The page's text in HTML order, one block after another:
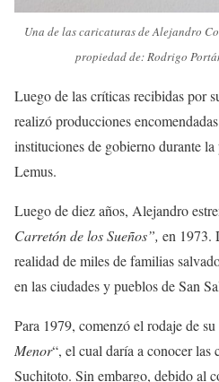
Una de las caricaturas de Alejandro
propiedad de: Rodrigo
Luego de las críticas recibidas por
realizó producciones
instituciones de gobierno durante
Lemus.
Luego de diez años, Alejandro
Carretón de los Sueños”, en 1973.
realidad de miles de familias
en las ciudades y pueblos de San
Para 1979, comenzó el rodaje de
Menor“, el cual daría a conocer las
Suchitoto. Sin embargo, debido al